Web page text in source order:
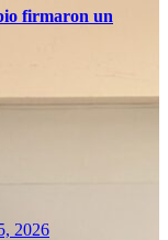
firmaron un
2026